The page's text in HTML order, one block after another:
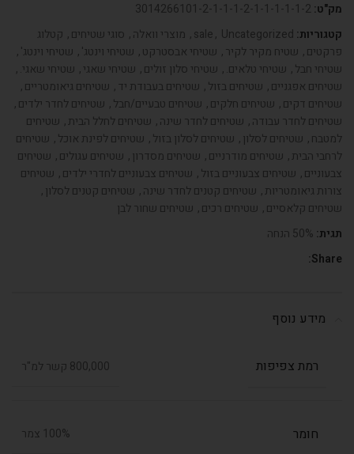
מק"ט: 3014266101-2-1-1-1-2-1-1-1-1-1-2
קטגוריות:
sale, Uncategorized
, מוצרי וואלה, סוגי שטיחים, קטלוג
פרקטים, שטיח מקיר לקיר, שטיחי אבסטרקט, שטיחי וינטג', שטיחי וינטג',
שטיחי חבל, שטיחי טלאים., שטיחי סלון זולים, שטיחי שאגי, שטיחי שאגי.,
שטיחים אפגניים, שטיחים בזול, שטיחים בעבודת יד, שטיחים גיאומטריים,
שטיחים דקים, שטיחים חלקים, שטיחים טבעיים/חבל, שטיחים לחדר ילדים,
שטיחים לחדר עבודה, שטיחים לחדר שינה, שטיחים לחלל הבית, שטיחים
למטבח, שטיחים לסלון, שטיחים לסלון בזול, שטיחים לפינת אוכל, שטיחים
לרחבי הבית, שטיחים מודרניים, שטיחים מסדרון, שטיחים עגולים, שטיחים
צבעוניים, שטיחים צבעוניים בזול, שטיחים צבעוניים לחדרי ילדים, שטיחים
צורות גיאומטריות, שטיחים קטנים לחדר שינה, שטיחים קטנים לסלון,
שטיחים קלאסיים, שטיחים רכים, שטיחים שחור לבן
תגית: 50% הנחה
Share:
מידע נוסף
רמת צפיפות 800,000 קשר למ"ר
חומר 100% צמר